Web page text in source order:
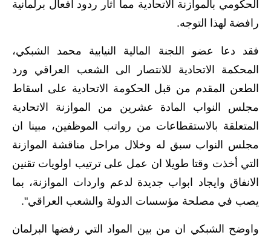
المرحلة المتوسطة
اسئلة وزارية
المرحلة الابتدائية
المرحلة المتوسطة
المرحلة الاعدادية
مرشحات
المرحلة الابتدائية
المرحلة المتوسطة
الحكومي بالموازنة الاتحادية مما أثار ردود أفعال برلمانية
رافضة لهذا التوجه.
فقد دعا عضو اللجنة المالية النيابية محمد الشبكي،
المحكمة الاتحادية للانتصار الى الشعب العراقي ورد
الطعن المقدم من قبل الحكومة الاتحادية على اسقاط
مجلس النواب المادة عشرين من الموازنة الاتحادية
المتعلقة بالاستقطاعات من رواتب الموظفين، مبينا ان
مجلس النواب سبق له وخلال مراحل مناقشة الموازنة
التي أخذت وقتا طويلا ان عمل على ترتيب اولويات تقنين
الانفاق وايجاد ابواب جديدة لدعم واردات الموازنة، بما
يصب في مصلحة مؤسسات الدولة والشعب العراقي".
واوضح الشبكي ان من بين المواد التي رفضها البرلمان